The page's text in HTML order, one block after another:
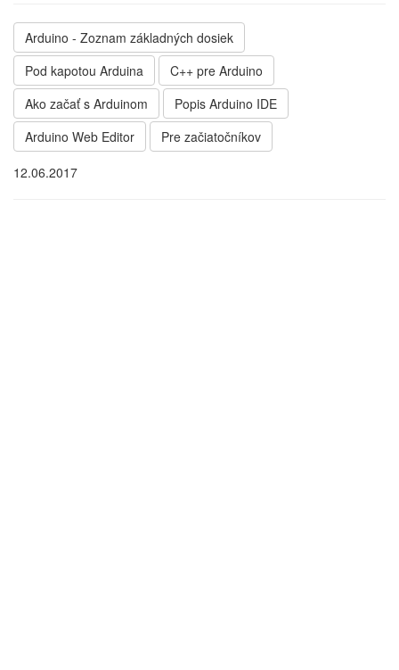
Arduino - Zoznam základných dosiek
Pod kapotou Arduina
C++ pre Arduino
Ako začať s Arduinom
Popis Arduino IDE
Arduino Web Editor
Pre začiatočníkov
12.06.2017